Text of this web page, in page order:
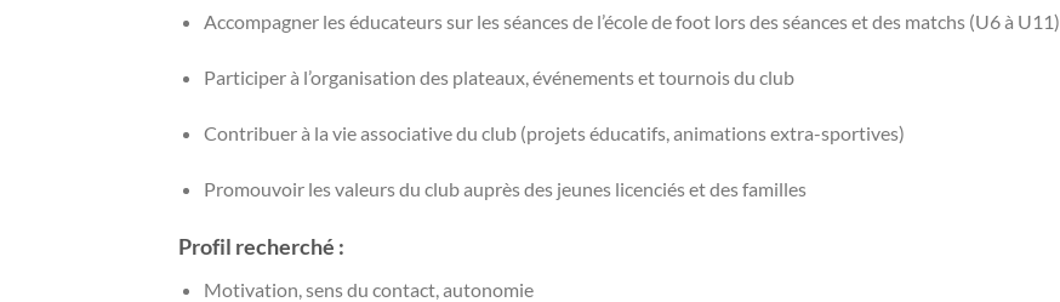
Accompagner les éducateurs sur les séances de l’école de foot lors des séances et des matchs (U6 à U11)
Participer à l’organisation des plateaux, événements et tournois du club
Contribuer à la vie associative du club (projets éducatifs, animations extra-sportives)
Promouvoir les valeurs du club auprès des jeunes licenciés et des familles
Profil recherché :
Motivation, sens du contact, autonomie